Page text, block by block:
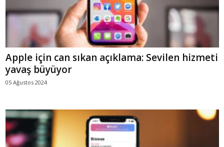
Apple için can sıkan açıklama: Sevilen hizmeti
yavaş büyüyor
05 Ağustos 2024